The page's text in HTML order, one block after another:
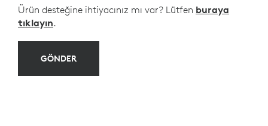
Ürün desteğine ihtiyacınız mı var? Lütfen buraya
tıklayın.
GÖNDER